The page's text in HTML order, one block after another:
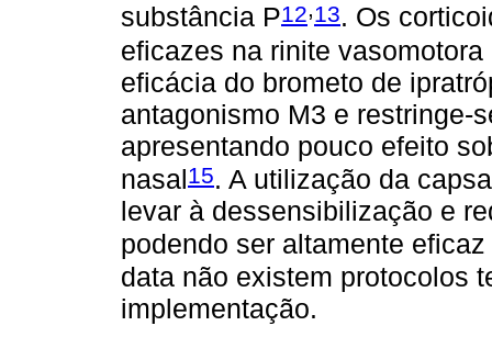
substância P12,13. Os
eficazes na rinite
eficácia do brometo de
antagonismo M3 e restringe-
apresentando pouco efeito
nasal15. A utilização da
levar à dessensibilização e
podendo ser altamente
data não existem protocolos
implementação.